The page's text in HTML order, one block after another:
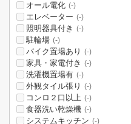
オール電化 (-)
エレベーター (-)
照明器具付き (-)
駐輪場 (-)
バイク置場あり (-)
家具・家電付き (-)
洗濯機置場有 (-)
外観タイル張り (-)
コンロ２口以上 (-)
食器洗い乾燥機 (-)
システムキッチン (-)